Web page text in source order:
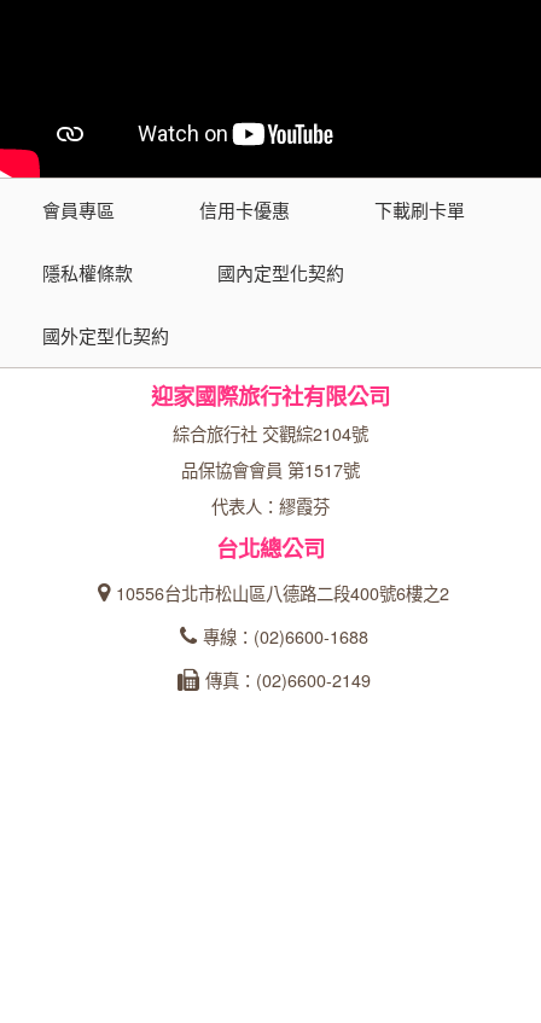
會員專區 信用卡優惠 下載刷卡單
隱私權條款 國內定型化契約
國外定型化契約
迎家國際旅行社有限公司
綜合旅行社 交觀綜2104號
品保協會會員 第1517號
代表人：繆霞芬
台北總公司
10556台北市松山區八德路二段400號6樓之2
專線：(02)6600-1688
傳真：(02)6600-2149